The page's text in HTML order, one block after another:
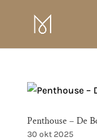
Penthouse – De
30 okt 2025